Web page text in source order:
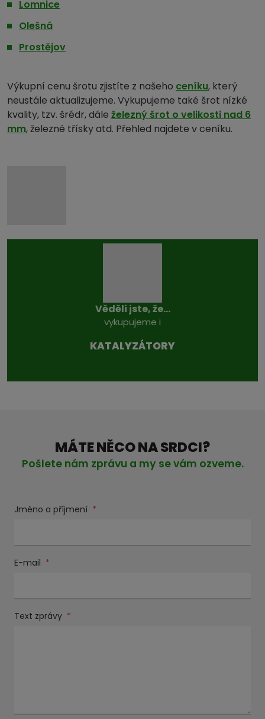
Lomnice
Olešná
Prostějov
Výkupní cenu šrotu zjistíte z našeho ceníku, který
neustále aktualizujeme. Vykupujeme také šrot nízké
kvality, tzv. šrédr, dále železný šrot o velikosti nad 6
mm, železné třísky atd. Přehled najdete v ceníku.
Věděli jste, že...
vykupujeme i
KATALYZÁTO­RY
MÁTE NĚCO NA SRDCI?
Pošlete nám zprávu a my se vám ozveme.
Jméno a příjmení *
E-mail *
Text zprávy *